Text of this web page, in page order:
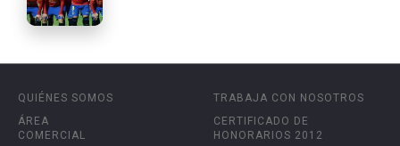
QUIÉNES SOMOS
ÁREA
COMERCIAL
TRABAJA CON NOSOTROS
CERTIFICADO DE
HONORARIOS 2012